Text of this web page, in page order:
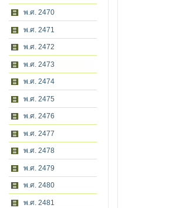
พ.ศ. 2470
พ.ศ. 2471
พ.ศ. 2472
พ.ศ. 2473
พ.ศ. 2474
พ.ศ. 2475
พ.ศ. 2476
พ.ศ. 2477
พ.ศ. 2478
พ.ศ. 2479
พ.ศ. 2480
พ.ศ. 2481